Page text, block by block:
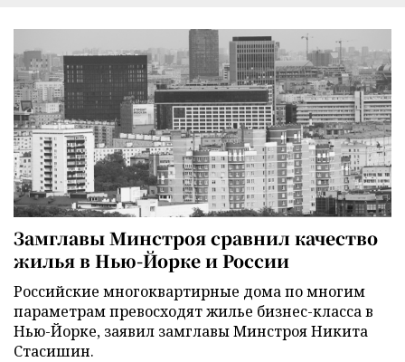
Замглавы Минстроя сравнил качество
жилья в Нью-Йорке и России
Российские многоквартирные дома по многим
параметрам превосходят жилье бизнес-класса в
Нью-Йорке, заявил замглавы Минстроя Никита
Стасишин.